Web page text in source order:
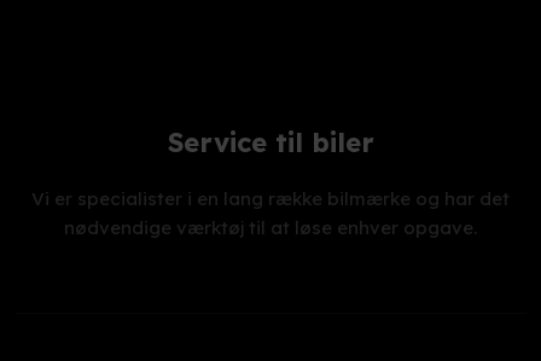
Service til biler
Vi er specialister i en lang række bilmærke og har det
nødvendige værktøj til at løse enhver opgave.